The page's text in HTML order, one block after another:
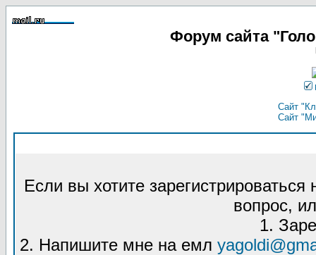
Форум сайта
Сайт
Сайт
Если вы хотите
вопрос,
1.
2. Напишите мне на емл